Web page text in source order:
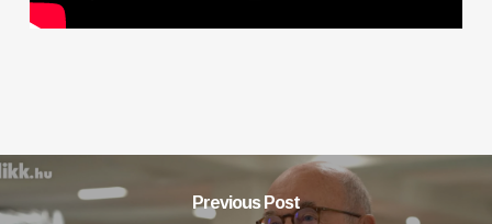
Previous Post